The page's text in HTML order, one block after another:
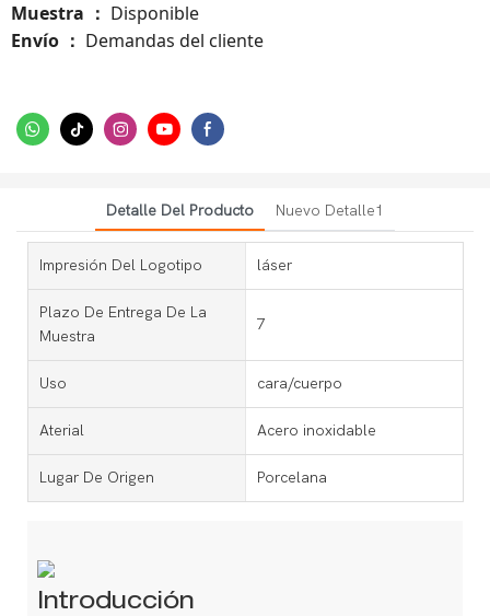
Muestra
： Disponible
Envío
： Demandas del cliente
Detalle Del Producto Nuevo Detalle1
Impresión Del Logotipo láser
Plazo De Entrega De La
Muestra
7
Uso cara/cuerpo
Aterial Acero inoxidable
Lugar De Origen Porcelana
Introducción